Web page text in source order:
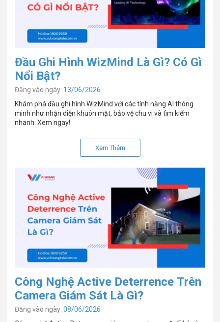
Đầu Ghi Hình WizMind Là Gì? Có Gì
Nổi Bật?
Đăng vào ngày: 13/06/2026
Khám phá đầu ghi hình WizMind với các tính năng AI thông
minh như nhận diện khuôn mặt, bảo vệ chu vi và tìm kiếm
nhanh. Xem ngay!
Xem Thêm
Công Nghệ Active Deterrence Trên
Camera Giám Sát Là Gì?
Đăng vào ngày: 08/06/2026